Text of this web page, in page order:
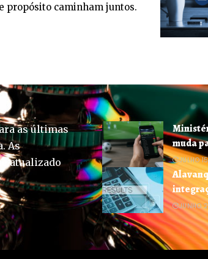
propósito caminham juntos.
as últimas
As
atualizado
muda
JULHO
JUNHO